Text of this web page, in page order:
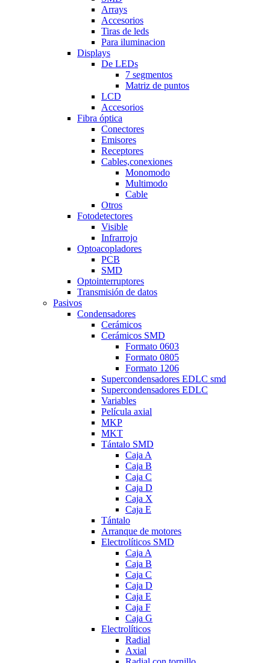
Arrays
Accesorios
Tiras de leds
Para iluminacion
Displays
De LEDs
7 segmentos
Matriz de puntos
LCD
Accesorios
Fibra óptica
Conectores
Emisores
Receptores
Cables,conexiones
Monomodo
Multimodo
Cable
Otros
Fotodetectores
Visible
Infrarrojo
Optoacopladores
PCB
SMD
Optointerruptores
Transmisión de datos
Pasivos
Condensadores
Cerámicos
Cerámicos SMD
Formato 0603
Formato 0805
Formato 1206
Supercondensadores EDLC smd
Supercondensadores EDLC
Variables
Película axial
MKP
MKT
Tántalo SMD
Caja A
Caja B
Caja C
Caja D
Caja X
Caja E
Tántalo
Arranque de motores
Electrolíticos SMD
Caja A
Caja B
Caja C
Caja D
Caja E
Caja F
Caja G
Electrolíticos
Radial
Axial